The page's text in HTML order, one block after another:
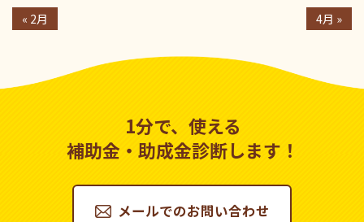
« 2月 4月 »
1分で、使える
補助金・助成金診断します！
メールでのお問い合わせ